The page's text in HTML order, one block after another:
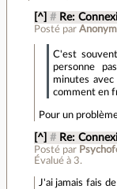
[^] # Re:
Posté par
C'est
personne
minutes
comment en
Pour un
[^] # Re:
Posté par
Évalué à 3.
J'ai jamais fais